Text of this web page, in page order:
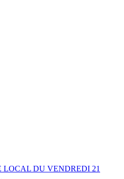
DU VENDREDI 21